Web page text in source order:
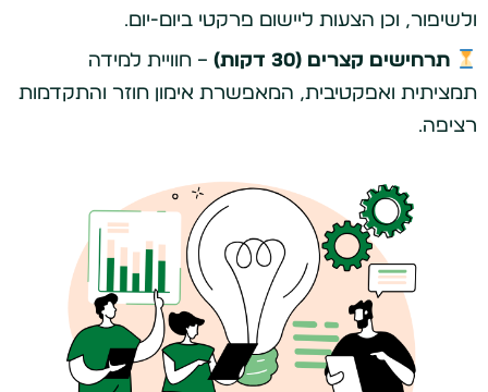
ולשיפור, וכן הצעות ליישום פרקטי ביום-יום.
תרחישים קצרים (30 דקות)
– חוויית למידה
תמציתית ואפקטיבית, המאפשרת אימון חוזר והתקדמות
רציפה.